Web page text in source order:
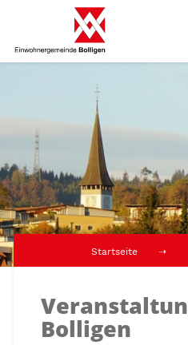
Startseite
Bolligen